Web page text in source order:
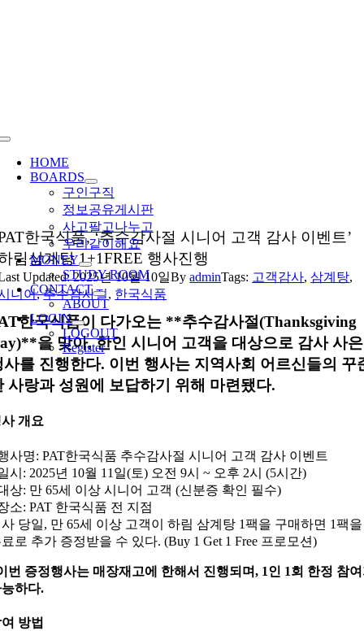
Toggle
Navigation
HOME
BOARDS
구인구직
정보공유게시판
사고팔고나누고
우리같이해요
MONEY
STUDY ROOM
CONTACT
ABOUT
LOGIN
LOGOUT
Register
한국식품, ‘추수감사절 시니어 고객 감사 이벤트’
림삼계탕 1+1FREE 행사진행
Updated: 2025년 10월 10일ByadminTags: 고객감사,삼계탕,
니어,추수감사절, 한국식품
한국식품이 다가오는 **추수감사절(Thanksgiving
을 맞아, 한인 시니어 고객을 대상으로 감사 사은
사를 진행한다. 이번 행사는 지역사회 어르신들의 꾸
사랑과 성원에 보답하기 위해 마련됐다.
개요
사명: PAT한국식품 추수감사절 시니어 고객 감사 이벤트
시: 2025년 10월 11일(토) 오전 9시 ~ 오후 2시 (5시간)
상: 만 65세 이상 시니어 고객 (신분증 확인 필수)
소: PAT 한국식품 전 지점
당일, 만 65세 이상 고객이 하림 삼계탕 1팩을 구매하면 1팩을
로 추가 증정받을 수 있다. (Buy 1 Get 1 Free 프로모션)
번 증정행사는 매장재고에 한해서 진행되며, 1인 1회 한정 참
하다.
방법